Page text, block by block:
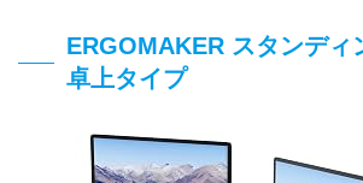
ERGOMAKER スタンディ
卓上タイプ